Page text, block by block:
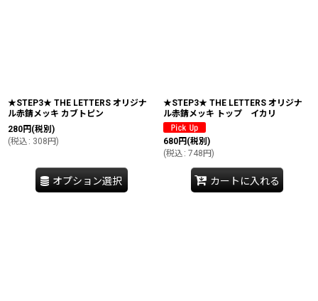
★STEP3★ THE LETTERS オリジナ
ル赤錆メッキ カブトピン
280円 (税別)
(税込 : 308 円)
オプション選択
★STEP3★ THE LETTERS オリジナ
ル赤錆メッキ トップ イカリ
680円 (税別)
(税込 : 748 円)
カートに入れる